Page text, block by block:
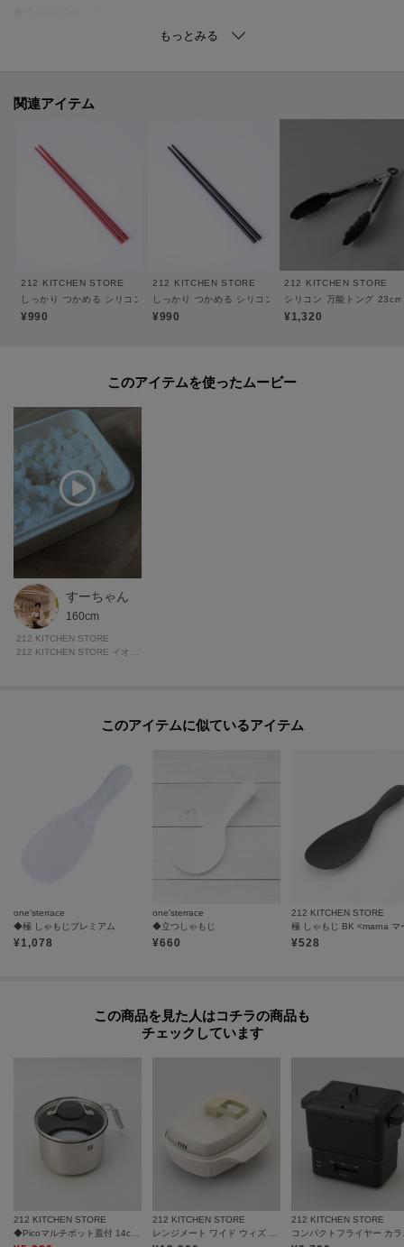
耐熱/耐冷温度：--
関連アイテム
212 KITCHEN STORE
しっかり つかめる シリコン菜箸 RD ＜CASUAL PRODUCT カジュアルプロダクト＞
¥990
212 KITCHEN STORE
しっかり つかめる シリコン菜箸 BK ＜CASUAL
¥990
212 KITCHEN STORE
シリコン 万能トング
¥1,320
このアイテムを使ったムービー
すーちゃん
160cm
212 KITCHEN STORE
212 KITCHEN STORE イオンモール札幌発寒
このアイテムに似ているアイテム
one'sterrace
◆極 しゃもじプレミアム
¥1,078
one'sterrace
◆立つしゃもじ
¥660
212 KITCHEN STORE
¥528
この商品を見た人はコチラの商品も
チェックしています
212 KITCHEN STORE
212 KITCHEN STORE
212 KITCHEN STORE